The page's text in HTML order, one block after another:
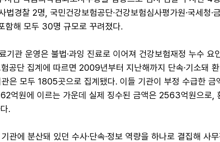
법경찰 2명, 국민건강보험공단·건강보험심사평가원·국세청·
함해 모두 30명 규모로 꾸려졌다.
기관 운영은 불법·과잉 진료로 이어져 건강보험재정 누수 요
공단 집계에 따르면 2009년부터 지난해까지 단속·기소돼
은 모두 1805곳으로 집계됐다. 이들 기관이 부정 수급한 금
억원에 이르는 가운데 실제 징수된 금액은 2563억원으로,
.
관에 분산돼 있던 수사·단속·정보 역량을 하나로 결집해 사